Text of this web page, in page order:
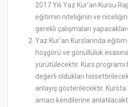
2017 Yılı Yaz Kur’an Kursu
eğitimin niteliğinin ve
gerekli çalışmaları
Yaz Kur’an Kurslarında
hoşgörü ve gönüllülük
yürütülecektir. Kurs
değerli oldukları
anlayış gösterilecektir.
amacı kendilerine